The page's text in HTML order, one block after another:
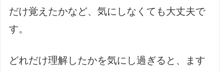
だけ覚えたかなど、気にしなくても大丈夫で
す。
どれだけ理解したかを気にし過ぎると、ます